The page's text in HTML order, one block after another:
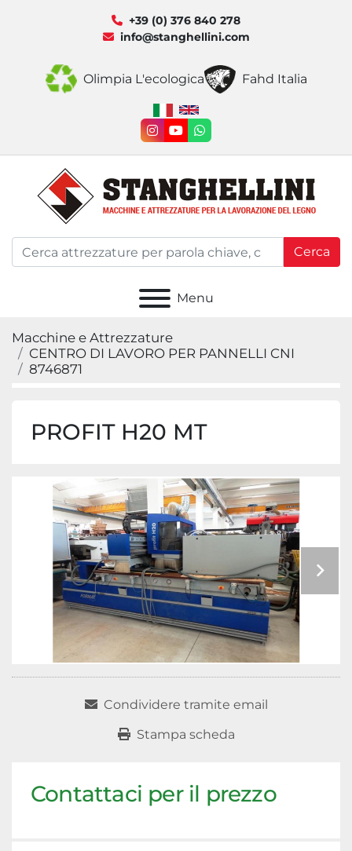
+39 (0) 376 840 278
info@stanghellini.com
Olimpia L'ecologica Fahd Italia
instagram
youtubewhatsapp
Cerca
Menu
Macchine e Attrezzature
CENTRO DI LAVORO PER PANNELLI CNI
8746871
PROFIT H20 MT
Condividere tramite email
Stampa scheda
Contattaci per il prezzo